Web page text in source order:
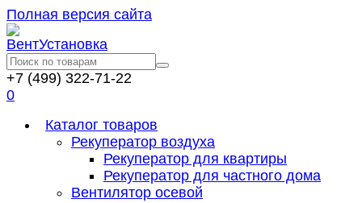
Полная версия сайта
+7 (499) 322-71-22
0
Каталог товаров
Рекуператор воздуха
Рекуператор для квартиры
Рекуператор для частного дома
Вентилятор осевой